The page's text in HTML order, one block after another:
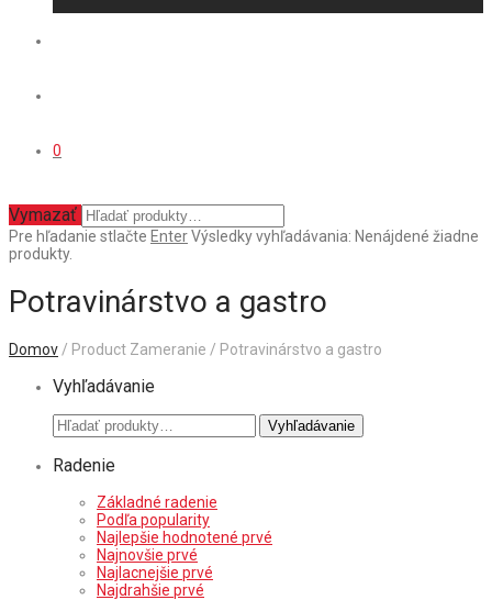
0
Vymazať
Pre hľadanie stlačte EnterVýsledky vyhľadávania: Nenájdené žiadne
produkty.
Potravinárstvo a gastro
Domov / Product Zameranie / Potravinárstvo a gastro
Vyhľadávanie
Hľadať: Vyhľadávanie
Radenie
Základné radenie
Podľa popularity
Najlepšie hodnotené prvé
Najnovšie prvé
Najlacnejšie prvé
Najdrahšie prvé